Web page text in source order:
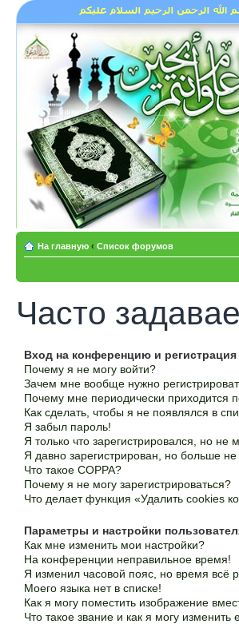
На главную ‹ Список форумов
Часто
Вход на конференцию и регистрация
Почему я не могу войти?
Зачем мне вообще нужно
Почему мне периодически приходится
Как сделать, чтобы я не появлялся в
Я забыл пароль!
Я только что зарегистрировался, но не
Я давно зарегистрирован, но больше не
Что такое COPPA?
Почему я не могу зарегистрироваться?
Что делает функция «Удалить cookies
Параметры и настройки
Как мне изменить мои настройки?
На конференции неправильное время!
Я изменил часовой пояс, но время всё
Моего языка нет в списке!
Как я могу поместить изображение
Что такое звание и как я могу изменить